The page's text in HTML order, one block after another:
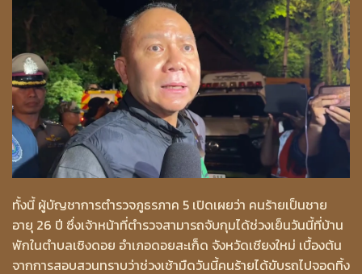
ทั้งนี้ ผู้บัญชาการตำรวจภูธรภาค 5 เปิดเผยว่า คนร้ายเป็นชาย
อายุ 26 ปี ซึ่งเจ้าหน้าที่ตำรวจสามารถจับกุมได้ช่วงเย็นวันนี้ที่บ้าน
พักในตำบลเชิงดอย อำเภอดอยสะเก็ด จังหวัดเชียงใหม่ เบื้องต้น
จากการสอบสวนทราบว่าช่วงเช้ามืดวันนี้คนร้ายได้ขับรถไปจอดทิ้ง